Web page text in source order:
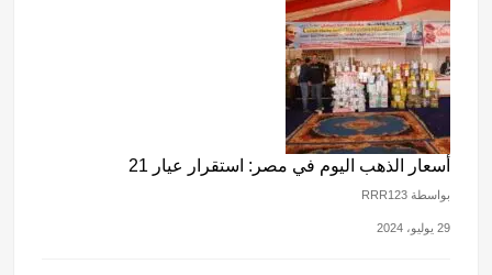
أسعار الذهب اليوم في مصر: استقرار عيار 21
بواسطة RRR123
29 يوليو، 2024